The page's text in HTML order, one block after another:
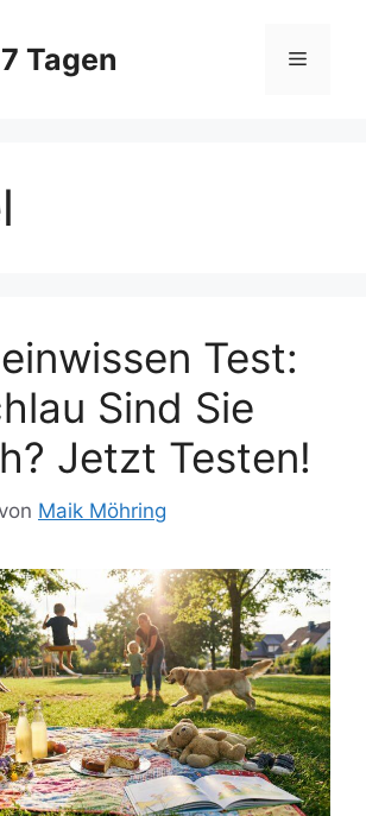
Tagen Menü
Test:
Sind Sie
Jetzt Testen!
von Maik Möhring